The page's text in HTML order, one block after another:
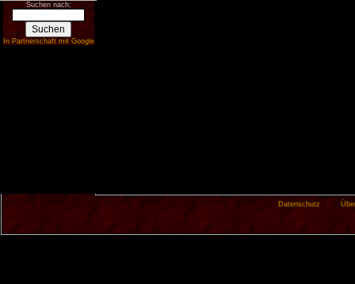
Suchen nach:
In Partnerschaft mit Google
Datenschutz